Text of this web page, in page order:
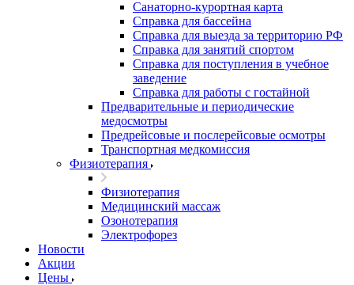
Санаторно-курортная карта
Справка для бассейна
Справка для выезда за территорию РФ
Справка для занятий спортом
Справка для поступления в учебное
заведение
Справка для работы с гостайной
Предварительные и периодические
медосмотры
Предрейсовые и послерейсовые осмотры
Транспортная медкомиссия
Физиотерапия
Физиотерапия
Медицинский массаж
Озонотерапия
Электрофорез
Новости
Акции
Цены